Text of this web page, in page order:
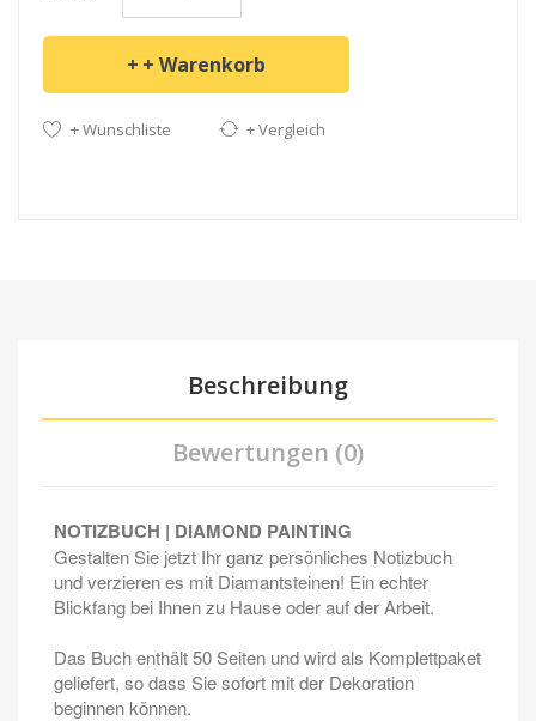
+ Warenkorb
+ Wunschliste + Vergleich
Beschreibung
Bewertungen (0)
NOTIZBUCH | DIAMOND PAINTING
Gestalten Sie jetzt Ihr ganz persönliches Notizbuch
und verzieren es mit Diamantsteinen! Ein echter
Blickfang bei Ihnen zu Hause oder auf der Arbeit.
Das Buch enthält 50 Seiten und wird als Komplettpaket
geliefert, so dass Sie sofort mit der Dekoration
beginnen können.